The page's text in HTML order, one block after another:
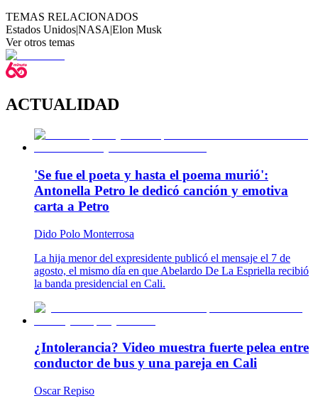
TEMAS RELACIONADOS
Estados Unidos|NASA|Elon Musk
Ver otros temas
ACTUALIDAD
'Se fue el poeta y hasta el poema murió':
Antonella Petro le dedicó canción y emotiva
carta a Petro
Dido Polo Monterrosa
La hija menor del expresidente publicó el mensaje el 7 de
agosto, el mismo día en que Abelardo De La Espriella recibió
la banda presidencial en Cali.
¿Intolerancia? Video muestra fuerte pelea entre
conductor de bus y una pareja en Cali
Oscar Repiso